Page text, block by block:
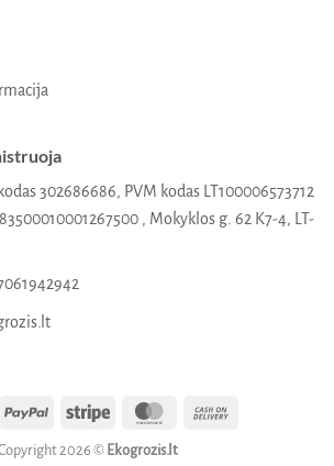
302686686, PVM kodas LT100006573712
, Mokyklos g. 62 K7-4, LT-
PayPal Stripe MasterCard
2026 © Ekogrozis.lt